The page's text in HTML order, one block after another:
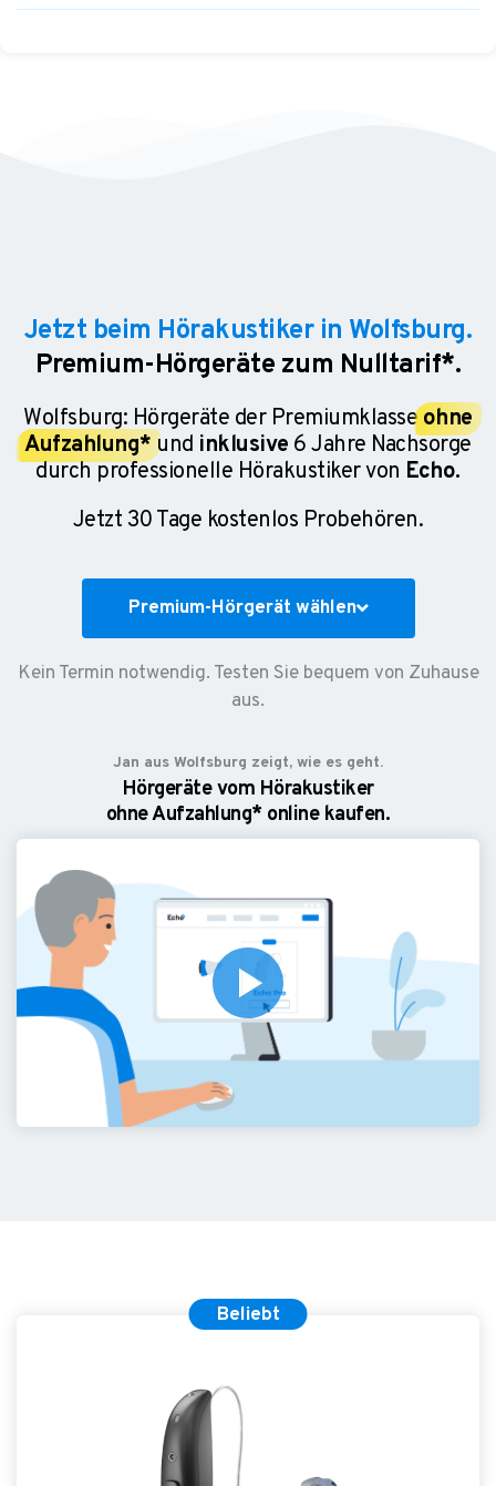
Jetzt beim Hörakustiker in Wolfsburg.
Premium-Hörgeräte zum Nulltarif*.
Wolfsburg: Hörgeräte der Premiumklasseohne
Aufzahlung* und inklusive 6 Jahre Nachsorge
durch professionelle Hörakustiker von Echo.
Jetzt 30 Tage kostenlos Probehören.
Premium-Hörgerät wählen
Kein Termin notwendig. Testen Sie bequem von Zuhause
aus.
Jan aus Wolfsburg zeigt, wie es geht.
Hörgeräte vom Hörakustiker
ohne Aufzahlung* online kaufen.
Beliebt